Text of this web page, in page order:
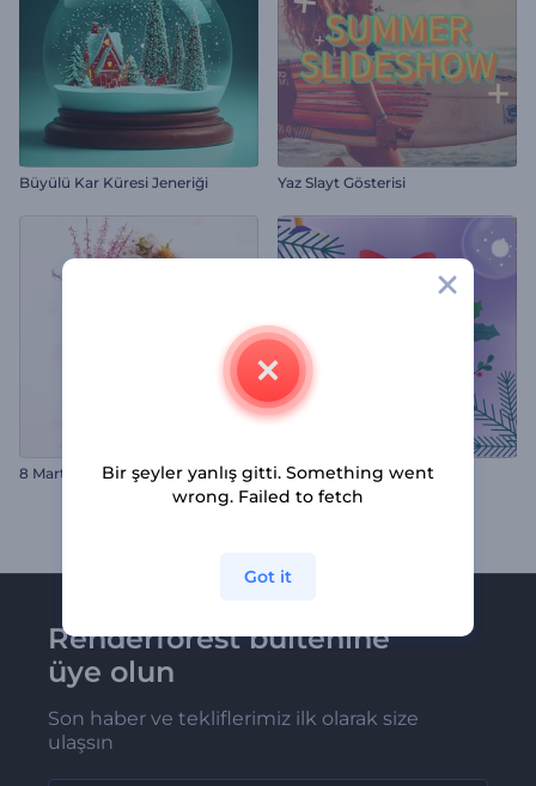
Büyülü Kar Küresi Jeneriği Yaz Slayt Gösterisi
8 Mart Çiçekli Tebrikler Sevimli Yılbaşı İntro
Renderforest bültenine
üye olun
Son haber ve tekliflerimiz ilk olarak size
ulaşsın
Bir şeyler yanlış gitti. Something went
wrong. Failed to fetch
Got it